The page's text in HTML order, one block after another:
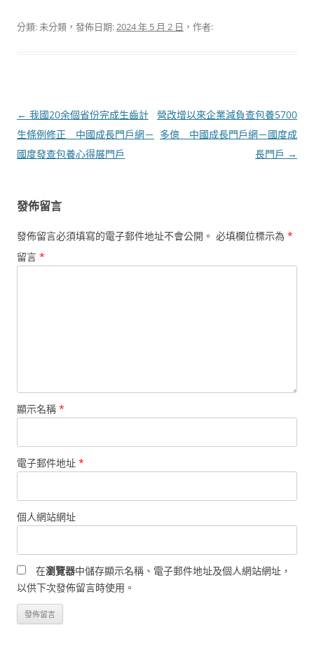
分類: 未分類，發佈日期:2024 年 5 月 2 日 ，作者:
文
章
導
← 我國20余個省份完成生齒計
生條例修正 _ 中國成長門戶網－
國度發查包養心得展門戶
營改增以來企業減負查包養5700
多億 _ 中國成長門戶網－國度成
長門戶 →
發佈留言
發佈留言必須填寫的電子郵件地址不會公開。 必填欄位標示為 *
留言 *
顯示名稱 *
電子郵件地址 *
個人網站網址
在瀏覽器中儲存顯示名稱、電子郵件地址及個人網站網址，
以供下次發佈留言時使用。